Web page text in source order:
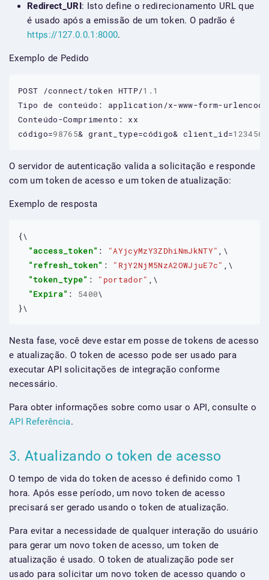
Redirect_URI: Isto define o redirecionamento URL que
é usado após a emissão de um token. O padrão é
https://127.0.0.1:8000.
Exemplo de Pedido
POST /connect/token HTTP/1.1
Tipo
de conteúdo:
application/x-www-form-
Conteúdo-Comprimento:
xx
código=98765& grant_type=código& client_id=123456
O servidor de autenticação valida a solicitação e responde
com um token de acesso e um token de atualização:
Exemplo de resposta
{\
"access_token" : "AYjcyMzY3ZDhiNmJkNTY" , \
"refresh_token" : "RjY2NjM5NzA2OWJjuE7c" , \
"token_type" : "portador" , \
"Expira" : 5400\
}\
Nesta fase, você deve estar em posse de tokens de acesso
e atualização. O token de acesso pode ser usado para
executar API solicitações de integração conforme
necessário.
Para obter informações sobre como usar o API, consulte o
API Referência.
3. Atualizando o token de acesso
O tempo de vida do token de acesso é definido como 1
hora. Após esse período, um novo token de acesso
precisará ser gerado usando o token de atualização.
Para evitar a necessidade de qualquer interação do usuário
para gerar um novo token de acesso, um token de
atualização é usado. O token de atualização pode ser
usado para solicitar um novo token de acesso quando o